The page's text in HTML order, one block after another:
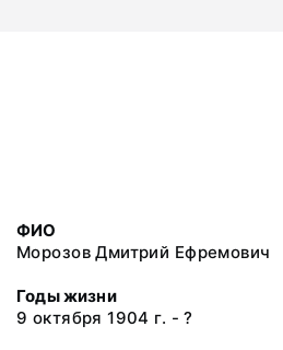
ФИО
Морозов Дмитрий Ефремович
Годы жизни
9 октября 1904 г. - ?